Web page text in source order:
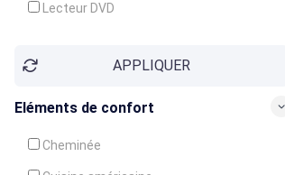
Lecteur DVD
APPLIQUER
Eléments de confort
Cheminée